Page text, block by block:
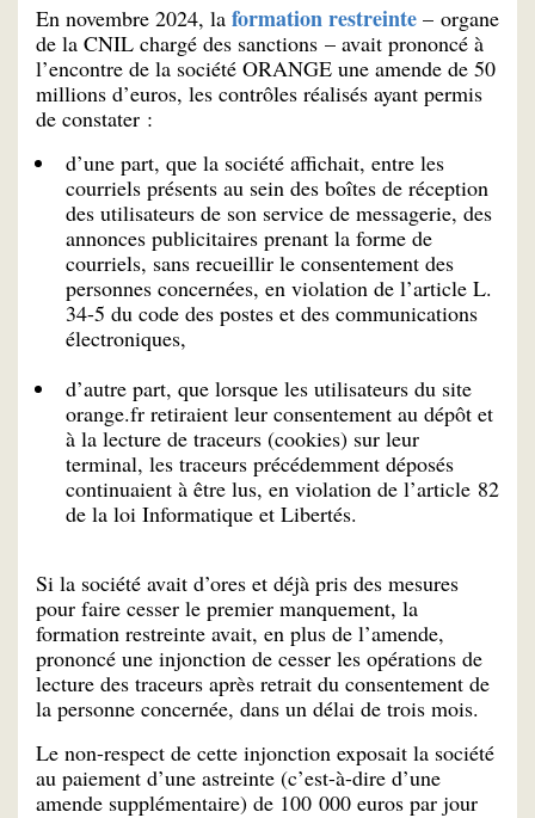
En novembre 2024, la formation restreinte – organe
de la CNIL chargé des sanctions – avait prononcé à
l’encontre de la société ORANGE une amende de 50
millions d’euros, les contrôles réalisés ayant permis
de constater :
d’une part, que la société affichait, entre les
courriels présents au sein des boîtes de réception
des utilisateurs de son service de messagerie, des
annonces publicitaires prenant la forme de
courriels, sans recueillir le consentement des
personnes concernées, en violation de l’article L.
34-5 du code des postes et des communications
électroniques,
d’autre part, que lorsque les utilisateurs du site
orange.fr retiraient leur consentement au dépôt et
à la lecture de traceurs (cookies) sur leur
terminal, les traceurs précédemment déposés
continuaient à être lus, en violation de l’article 82
de la loi Informatique et Libertés.
Si la société avait d’ores et déjà pris des mesures
pour faire cesser le premier manquement, la
formation restreinte avait, en plus de l’amende,
prononcé une injonction de cesser les opérations de
lecture des traceurs après retrait du consentement de
la personne concernée, dans un délai de trois mois.
Le non-respect de cette injonction exposait la société
au paiement d’une astreinte (c’est-à-dire d’une
amende supplémentaire) de 100 000 euros par jour